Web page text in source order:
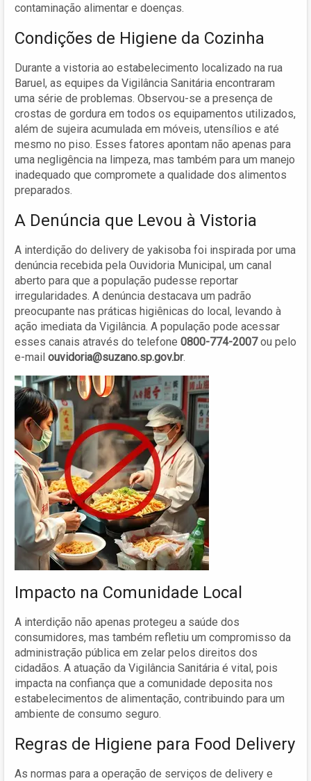
contaminação alimentar e doenças.
Condições de Higiene da Cozinha
Durante a vistoria ao estabelecimento localizado na rua
Baruel, as equipes da Vigilância Sanitária encontraram
uma série de problemas. Observou-se a presença de
crostas de gordura em todos os equipamentos utilizados,
além de sujeira acumulada em móveis, utensílios e até
mesmo no piso. Esses fatores apontam não apenas para
uma negligência na limpeza, mas também para um manejo
inadequado que compromete a qualidade dos alimentos
preparados.
A Denúncia que Levou à Vistoria
A interdição do delivery de yakisoba foi inspirada por uma
denúncia recebida pela Ouvidoria Municipal, um canal
aberto para que a população pudesse reportar
irregularidades. A denúncia destacava um padrão
preocupante nas práticas higiênicas do local, levando à
ação imediata da Vigilância. A população pode acessar
esses canais através do telefone 0800-774-2007ou pelo
e-mail ouvidoria@suzano.sp.gov.br.
Impacto na Comunidade Local
A interdição não apenas protegeu a saúde dos
consumidores, mas também refletiu um compromisso da
administração pública em zelar pelos direitos dos
cidadãos. A atuação da Vigilância Sanitária é vital, pois
impacta na confiança que a comunidade deposita nos
estabelecimentos de alimentação, contribuindo para um
ambiente de consumo seguro.
Regras de Higiene para Food Delivery
As normas para a operação de serviços de delivery e